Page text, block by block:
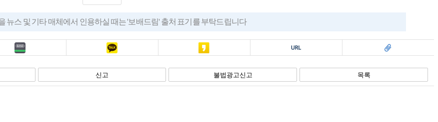
뉴스 및 기타 매체에서 인용하실 때는 '보배드림' 출처 표기를 부탁드립니다
밴드 카톡 카스 복사 스크랩
신고 불법광고신고 목록